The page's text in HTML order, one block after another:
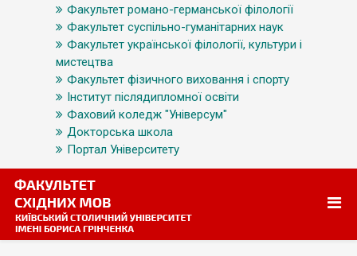
Факультет романо-германської філології
Факультет суспільно-гуманітарних наук
Факультет української філології, культури і
мистецтва
Факультет фізичного виховання і спорту
Інститут післядипломної освіти
Фаховий коледж "Універсум"
Докторська школа
Портал Університету